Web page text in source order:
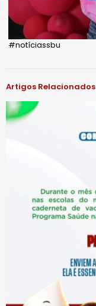
#notíciassbu
Artigos Relacionados